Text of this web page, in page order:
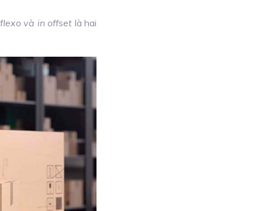
và in offset là hai